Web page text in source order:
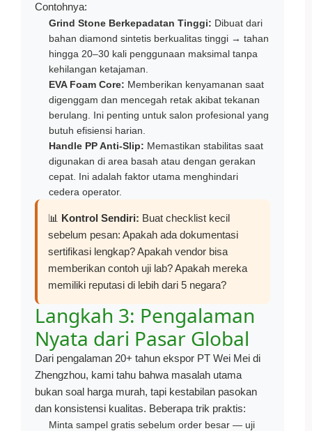
Contohnya:
Grind Stone Berkepadatan Tinggi: Dibuat dari
bahan diamond sintetis berkualitas tinggi → tahan
hingga 20–30 kali penggunaan maksimal tanpa
kehilangan ketajaman.
EVA Foam Core: Memberikan kenyamanan saat
digenggam dan mencegah retak akibat tekanan
berulang. Ini penting untuk salon profesional yang
butuh efisiensi harian.
Handle PP Anti-Slip: Memastikan stabilitas saat
digunakan di area basah atau dengan gerakan
cepat. Ini adalah faktor utama menghindari
cedera operator.
📊 Kontrol Sendiri: Buat checklist kecil
sebelum pesan: Apakah ada dokumentasi
sertifikasi lengkap? Apakah vendor bisa
memberikan contoh uji lab? Apakah mereka
memiliki reputasi di lebih dari 5 negara?
Langkah 3: Pengalaman
Nyata dari Pasar Global
Dari pengalaman 20+ tahun ekspor PT Wei Mei di
Zhengzhou, kami tahu bahwa masalah utama
bukan soal harga murah, tapi kestabilan pasokan
dan konsistensi kualitas. Beberapa trik praktis:
Minta sampel gratis sebelum order besar — uji